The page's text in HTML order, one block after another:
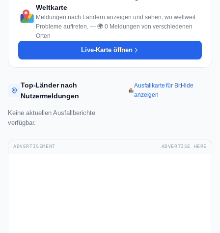
Weltkarte
Meldungen nach Ländern anzeigen und sehen, wo weltweit
Probleme auftreten. — 🌍 0 Meldungen von verschiedenen
Orten
Live-Karte öffnen
Top-Länder nach
Nutzermeldungen
Ausfallkarte für BitHide
anzeigen
Keine aktuellen Ausfallberichte
verfügbar.
ADVERTISEMENT ADVERTISE HERE